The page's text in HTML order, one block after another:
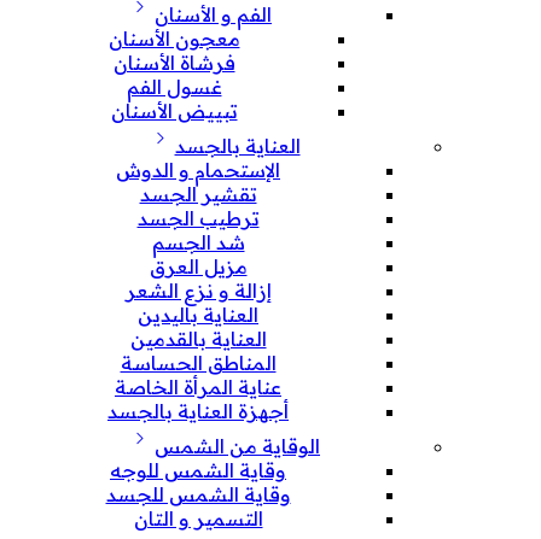
الفم و الأسنان
معجون الأسنان
فرشاة الأسنان
غسول الفم
تبييض الأسنان
العناية بالجسد
الإستحمام و الدوش
تقشير الجسد
ترطيب الجسد
شد الجسم
مزيل العرق
إزالة و نزع الشعر
العناية باليدين
العناية بالقدمين
المناطق الحساسة
عناية المرأة الخاصة
أجهزة العناية بالجسد
الوقاية من الشمس
وقاية الشمس للوجه
وقاية الشمس للجسد
التسمير و التان